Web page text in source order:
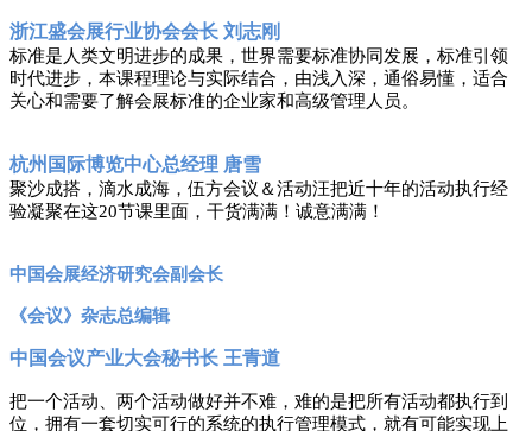
浙江盛会展行业协会会长 刘志刚
标准是人类文明进步的成果，世界需要标准协同发展，标准引领
时代进步，本课程理论与实际结合，由浅入深，通俗易懂，适合
关心和需要了解会展标准的企业家和高级管理人员。
杭州国际博览中心总经理 唐雪
聚沙成搭，滴水成海，伍方会议＆活动汪把近十年的活动执行经
验凝聚在这20节课里面，干货满满！诚意满满！
中国会展经济研究会副会长
《会议》杂志总编辑
中国会议产业大会秘书长 王青道
把一个活动、两个活动做好并不难，难的是把所有活动都执行到
位，拥有一套切实可行的系统的执行管理模式，就有可能实现上